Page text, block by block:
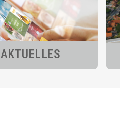
AKTUELLES